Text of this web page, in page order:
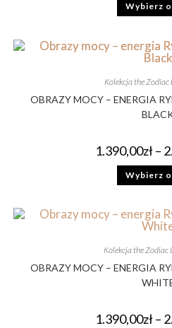
Wybierz
Kolekcja the Zodiac
OBRAZY MOCY – ENERGIA
1.390,00zł –
Wybierz
Kolekcja the Zodiac
OBRAZY MOCY – ENERGIA
1.390,00zł –